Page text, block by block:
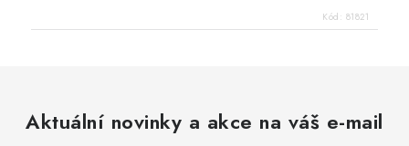
Kód: 81821
Aktuální novinky a akce na váš e-mail